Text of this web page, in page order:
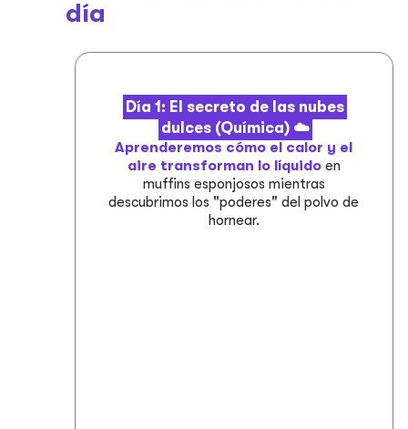
día
Día 1: El secreto de las nubes
dulces (Química) ☁️
Aprenderemos cómo el calor y el
aire transforman lo líquido en
muffins esponjosos mientras
descubrimos los "poderes" del polvo de
hornear.